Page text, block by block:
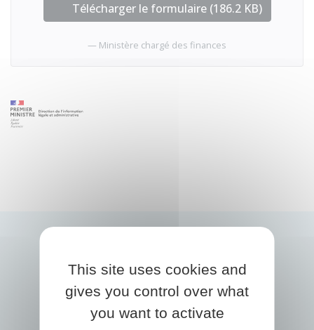
Télécharger le formulaire (186.2 KB)
Ministère chargé des finances
This site uses cookies and
gives you control over what
you want to activate